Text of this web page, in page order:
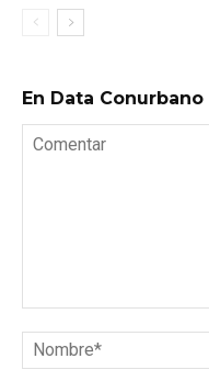
En Data